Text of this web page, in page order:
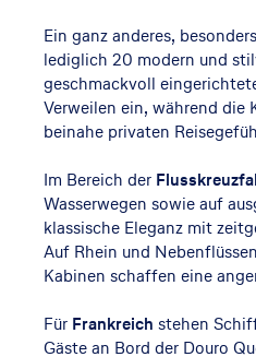
o
C
r
u
Ein ganz anderes,
lediglich 20 modern und
geschmackvoll
Verweilen ein, während die
beinahe privaten
Im Bereich der
Wasserwegen sowie auf
klassische Eleganz mit
Auf Rhein und
Kabinen schaffen eine
Für Frankreich stehen
Gäste an Bord der Douro